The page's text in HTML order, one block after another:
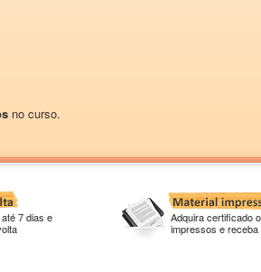
no curso.
7 dias e
Adquira certificado
impressos e